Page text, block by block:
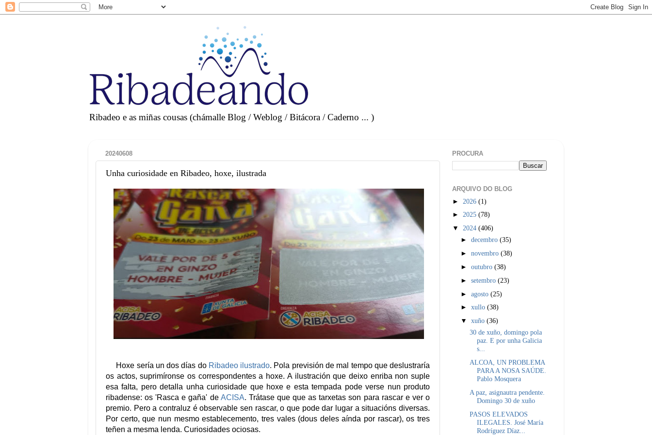
Ribadeo e as miñas cousas (chámalle Blog / Weblog / Bitácora / Caderno ... )
20240608
Unha curiosidade en Ribadeo, hoxe, ilustrada
Hoxe sería un dos días do Ribadeo ilustrado. Pola previsión de mal tempo que deslustraría
os actos, suprimíronse os correspondentes a hoxe. A ilustración que deixo enriba non suple
esa falta, pero detalla unha curiosidade que hoxe e esta tempada pode verse nun produto
ribadense: os 'Rasca e gaña' de ACISA. Trátase que que as tarxetas son para rascar e ver o
premio. Pero a contraluz é observable sen rascar, o que pode dar lugar a situacións diversas.
Por certo, que nun mesmo establecemento, tres vales (dous deles aínda por rascar), os tres
teñen a mesma lenda. Curiosidades ociosas.
PROCURA
ARQUIVO DO BLOG
► 2026 (1)
► 2025 (78)
▼ 2024 (406)
►decembro(35)
►novembro(38)
►outubro(38)
►setembro(23)
►agosto(25)
►xullo(38)
▼xuño(36)
30 de xuño, domingo pola
paz. E por unha Galicia
s...
ALCOA, UN PROBLEMA
PARA A NOSA SAÚDE.
Pablo Mosquera
A paz, asignautra pendente.
Domingo 30 de xuño
PASOS ELEVADOS
ILEGALES. José María
Rodríguez Díaz...